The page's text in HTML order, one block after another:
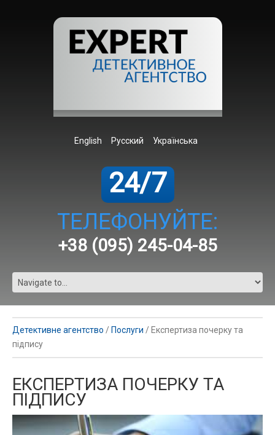
English Русский Українська
24/7
ТЕЛЕФОНУЙТЕ:
+38 (095) 245-04-85
Детективне агентство / Послуги / Експертиза почерку та
підпису
ЕКСПЕРТИЗА ПОЧЕРКУ ТА
ПІДПИСУ